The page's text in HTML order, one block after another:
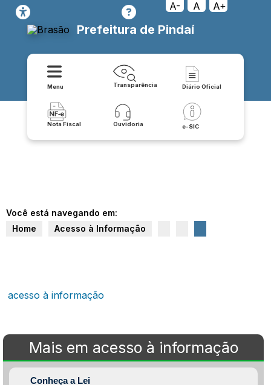
A- A A+
Prefeitura de Pindaí
Menu Transparência Diário Oficial
Nota Fiscal Ouvidoria e-SIC
Você está navegando em:
Home
Acesso à Informação
acesso à informação
Mais em acesso à informação
Conheça a Lei